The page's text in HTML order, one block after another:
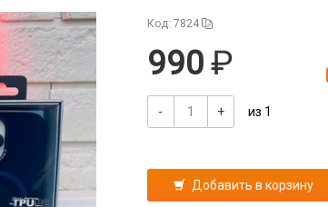
Код: 7824
990
- + из 1
Добавить в корзину